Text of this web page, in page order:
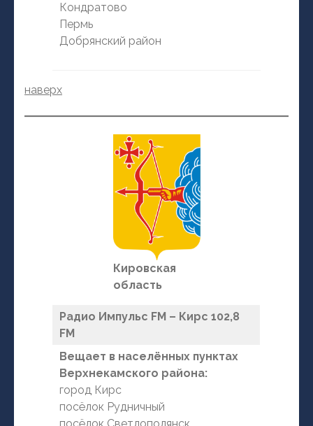
Кондратово
Пермь
Добрянский район
наверх
Кировская
область
Радио Импульс FM – Кирс 102,8
FM
Вещает в населённых пунктах
Верхнекамского района:
город Кирс
посёлок Рудничный